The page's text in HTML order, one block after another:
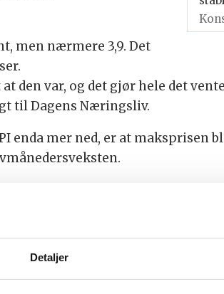
Detaljer
men nærmere 3,9. Det
den var, og det gjør hele det
til Dagens Næringsliv.
enda mer ned, er at maksprisen
er helt normalt på
tolvmånedersveksten
i august, etter å ha økt i juli.